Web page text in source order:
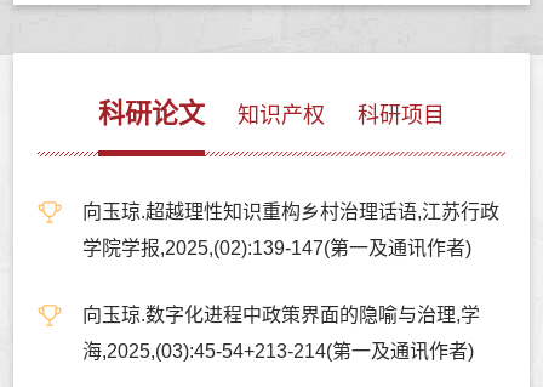
科研论文 知识产权 科研项目
向玉琼.超越理性知识重构乡村治理话语,江苏行政
学院学报,2025,(02):139-147(第一及通讯作者)
向玉琼.数字化进程中政策界面的隐喻与治理,学
海,2025,(03):45-54+213-214(第一及通讯作者)